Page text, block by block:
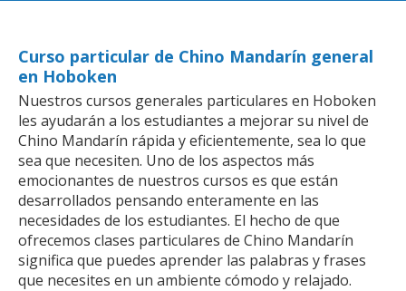
Curso particular de Chino Mandarín general
en Hoboken
Nuestros cursos generales particulares en Hoboken
les ayudarán a los estudiantes a mejorar su nivel de
Chino Mandarín rápida y eficientemente, sea lo que
sea que necesiten. Uno de los aspectos más
emocionantes de nuestros cursos es que están
desarrollados pensando enteramente en las
necesidades de los estudiantes. El hecho de que
ofrecemos clases particulares de Chino Mandarín
significa que puedes aprender las palabras y frases
que necesites en un ambiente cómodo y relajado.